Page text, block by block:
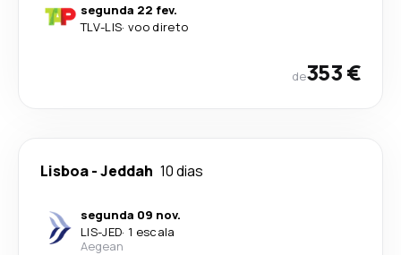
segunda 22 fev.
TLV-LIS· voo direto
de353 €
Lisboa-Jeddah 10 dias
segunda 09 nov.
LIS-JED· 1 escala
Aegean